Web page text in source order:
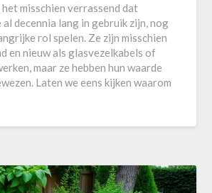
misschien verrassend dat
al decennia lang in gebruik zijn, nog
rol spelen. Ze zijn misschien
en nieuw als glasvezelkabels of
maar ze hebben hun waarde
Laten we eens kijken waarom